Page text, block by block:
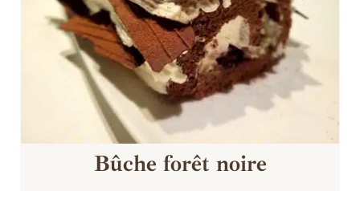
Bûche forêt noire